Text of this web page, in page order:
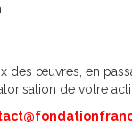
des œuvres, en
de votre